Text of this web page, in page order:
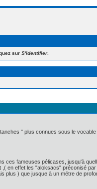
sur S'identifier.
" plus connues sous le vocable
fameuses pélicases, jusqu'à
en effet les "aloksacs" préconisé
) que jusque à un métre de